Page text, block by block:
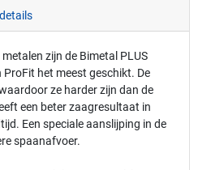
zijn de Bimetal PLUS
het meest geschikt. De
ze harder zijn dan de
een beter zaagresultaat in
Een speciale aanslijping in de
spaanafvoer.